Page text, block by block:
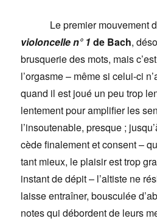
Le premier mouvement
violoncelle n° 1 de Bach,
brusquerie des mots, mais
l’orgasme – même si celui-ci
quand il est joué un peu trop
lentement pour amplifier les
l’insoutenable, presque ;
cède finalement et consent –
tant mieux, le plaisir est trop
instant de dépit – l’altiste ne
laisse entraîner, bousculée
notes qui débordent de leurs